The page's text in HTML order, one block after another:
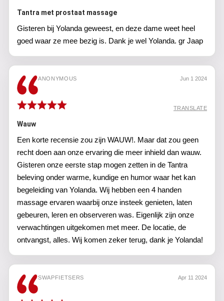
Tantra met prostaat massage
Gisteren bij Yolanda geweest, en deze dame weet heel
goed waar ze mee bezig is. Dank je wel Yolanda. gr Jaap
ANONYMOUS Jun 1 2024
TRANSLATE
Wauw
Een korte recensie zou zijn WAUW!. Maar dat zou geen
recht doen aan onze ervaring die meer inhield dan wauw.
Gisteren onze eerste stap mogen zetten in de Tantra
beleving onder warme, kundige en humor waar het kan
begeleiding van Yolanda. Wij hebben een 4 handen
massage ervaren waarbij onze insteek genieten, laten
gebeuren, leren en observeren was. Eigenlijk zijn onze
verwachtingen uitgekomen met meer. De locatie, de
ontvangst, alles. Wij komen zeker terug, dank je Yolanda!
SWAPFIETSERS Apr 11 2024